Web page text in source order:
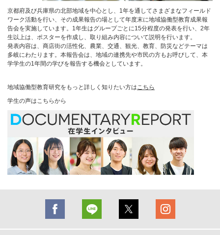
京都府及び兵庫県の北部地域を中心とし、1年を通してさまざまなフィールド
ワーク活動を行い、その成果報告の場として年度末に地域協働型教育成果報
告会を実施しています。1年生はグループごとに15分程度の発表を行い、2年
生以上は、ポスターを作成し、取り組み内容について説明を行います。
発表内容は、商店街の活性化、農業、交通、観光、教育、防災などテーマは
多岐にわたります。本報告会は、地域の連携先や市民の方もお呼びして、本
学学生の1年間の学びを報告する機会としています。
地域協働型教育研究をもっと詳しく知りたい方はこちら
学生の声はこちらから